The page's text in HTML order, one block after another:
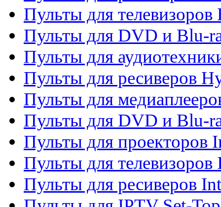
Пульты для
Пульты для DVD и Blu-
Пульты для
Пульты для ресиверов
Пульты для
Пульты для DVD и Blu-
Пульты для проекторов
Пульты для
Пульты для ресиверов